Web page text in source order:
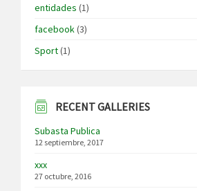
entidades (1)
facebook(3)
Sport(1)
RECENT GALLERIES
Subasta Publica
12 septiembre, 2017
xxx
27 octubre, 2016